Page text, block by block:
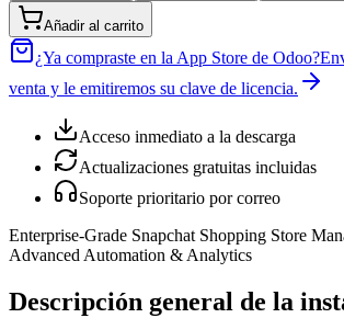
Añadir al carrito
¿Ya compraste en la App Store de Odoo?
venta y le emitiremos su clave de licencia.
Acceso inmediato a la descarga
Actualizaciones gratuitas incluidas
Soporte prioritario por correo
Enterprise-Grade Snapchat Shopping Store
Advanced Automation & Analytics
Descripción general de la